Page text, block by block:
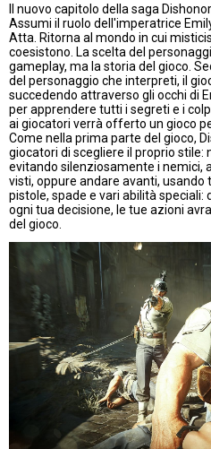
Il nuovo capitolo della saga
Assumi il ruolo dell'imperatrice
Atta. Ritorna al mondo in cui
coesistono. La scelta del
gameplay, ma la storia del gioco.
del personaggio che interpreti, il
succedendo attraverso gli occhi di
per apprendere tutti i segreti e i
ai giocatori verrà offerto un gioco
Come nella prima parte del gioco,
giocatori di scegliere il proprio stile:
evitando silenziosamente i nemici,
visti, oppure andare avanti,
pistole, spade e vari abilità speciali:
ogni tua decisione, le tue azioni
del gioco.